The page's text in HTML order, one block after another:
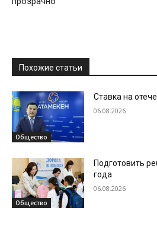
Похожие статьи
Общество
Ставка на
06.08.2026
Общество
Подготовить
года
06.08.2026